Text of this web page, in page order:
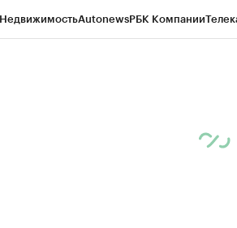
НедвижимостьAutonewsРБК Компании